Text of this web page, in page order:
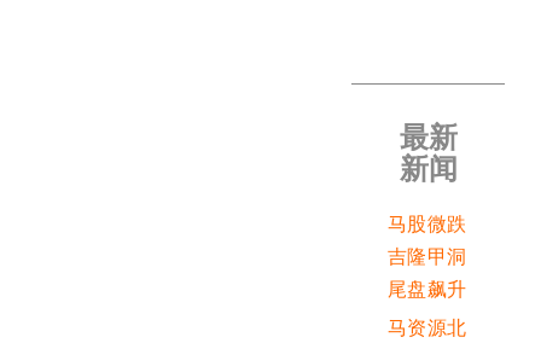
最新
新闻
马股微跌
吉隆甲洞
尾盘飙升
马资源北